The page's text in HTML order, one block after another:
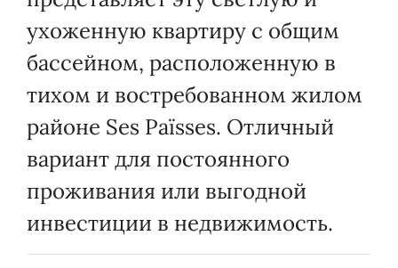
ухоженную квартиру с общим
бассейном, расположенную в
тихом и востребованном жилом
районе Ses Païsses. Отличный
вариант для постоянного
проживания или выгодной
инвестиции в недвижимость.